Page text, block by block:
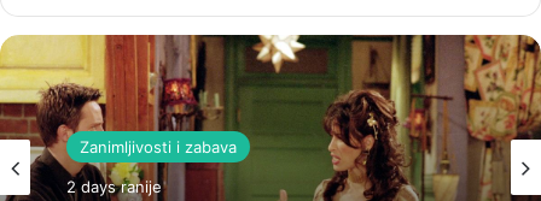
Zanimljivosti i zabava
2 days ranije